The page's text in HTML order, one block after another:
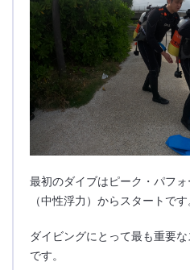
最初のダイブはピーク・パフ
（中性浮力）からスタートです
ダイビングにとって最も重要
です。